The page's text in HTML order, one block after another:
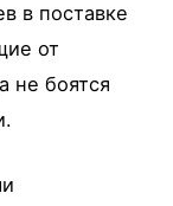
в поставке
от
не боятся